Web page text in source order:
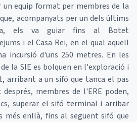
un equip format per membres de la
que, acompanyats per un dels últims
els va guiar fins al Botet
i el Casa Rei, en el qual aquell
incursió d'uns 250 metres. En les
la SIE es bolquen en l'exploració i
arribant a un sifó que tanca el pas
membres de l'ERE poden,
superar el sifó terminal i arribar
més enllà, fins al següent sifó que